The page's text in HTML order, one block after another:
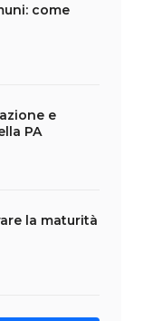
come
e
PA
la maturità